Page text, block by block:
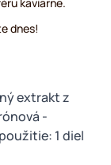
kaviarne.
dnes!
extrakt z
-
1 diel